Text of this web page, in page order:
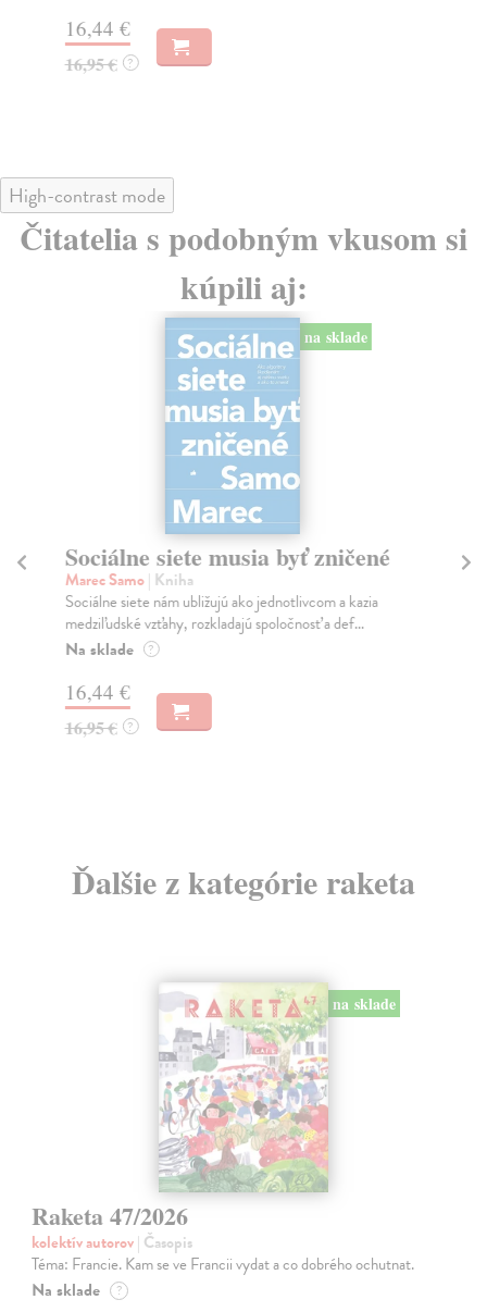
16,44 €
16,95 € ?
High-contrast mode
Čitatelia s podobným vkusom si
kúpili aj:
na sklade
Sociálne siete musia byť zničené
Marec Samo| Kniha
Sociálne siete nám ubližujú ako jednotlivcom a kazia
medziľudské vzťahy, rozkladajú spoločnosť a def...
Na sklade ?
16,44 €
16,95 € ?
Ďalšie z kategórie raketa
na sklade
Raketa 47/2026
kolektív autorov| Časopis
Téma: Francie. Kam se ve Francii vydat a co dobrého ochutnat.
Na sklade ?